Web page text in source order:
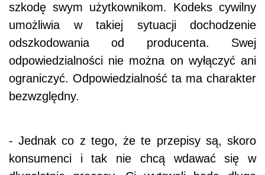
szkodę swym użytkownikom. Kodeks cywilny
umożliwia w takiej sytuacji dochodzenie
odszkodowania od producenta. Swej
odpowiedzialności nie można on wyłączyć ani
ograniczyć. Odpowiedzialność ta ma charakter
bezwzględny.
- Jednak co z tego, że te przepisy są, skoro
konsumenci i tak nie chcą wdawać się w